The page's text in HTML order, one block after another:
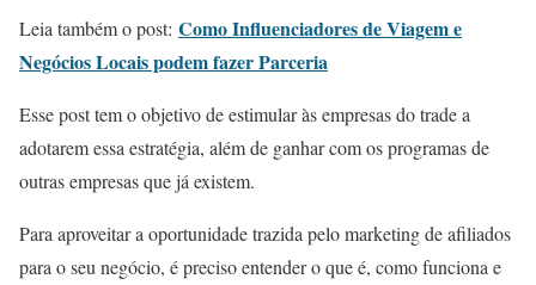
Leia também o post: Como Influenciadores de Viagem e
Negócios Locais podem fazer Parceria
Esse post tem o objetivo de estimular às empresas do trade a
adotarem essa estratégia, além de ganhar com os programas de
outras empresas que já existem.
Para aproveitar a oportunidade trazida pelo marketing de afiliados
para o seu negócio, é preciso entender o que é, como funciona e